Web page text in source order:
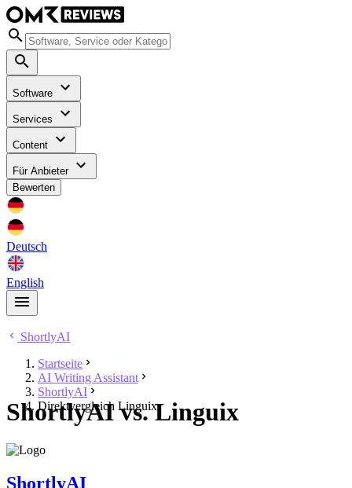
Software
Services
Content
Für Anbieter
Bewerten
Deutsch
English
ShortlyAI
Startseite
AI Writing Assistant
ShortlyAI
Direktvergleich Linguix
ShortlyAI vs. Linguix
ShortlyAI